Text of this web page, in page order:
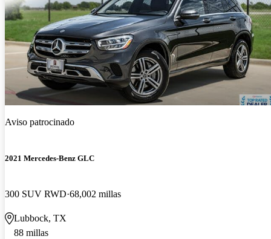
Aviso patrocinado
2021 Mercedes-Benz GLC
300 SUV RWD 68,002 millas
Lubbock, TX
88 millas